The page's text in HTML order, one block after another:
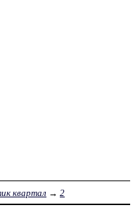
квартал → 2